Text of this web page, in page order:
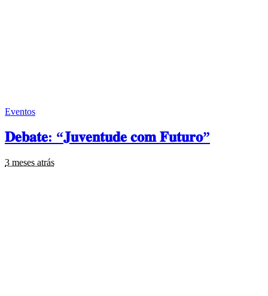
Eventos
𝐃𝐞𝐛𝐚𝐭𝐞: “𝐉𝐮𝐯𝐞𝐧𝐭𝐮𝐝𝐞 𝐜𝐨𝐦 𝐅𝐮𝐭𝐮𝐫𝐨”
3 meses atrás